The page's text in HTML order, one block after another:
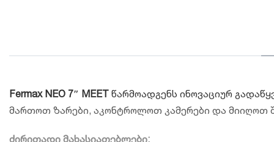
Fermax NEO 7″ MEET წარმოადგენს ინოვაციურ
მართოთ ზარები, აკონტროლოთ კამერები და მიიღოთ
ძირითადი მახასიათებლები: